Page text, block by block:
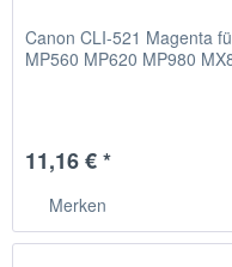
Canon CLI-521 Magenta
MP560 MP620 MP980
11,16 € *
Merken